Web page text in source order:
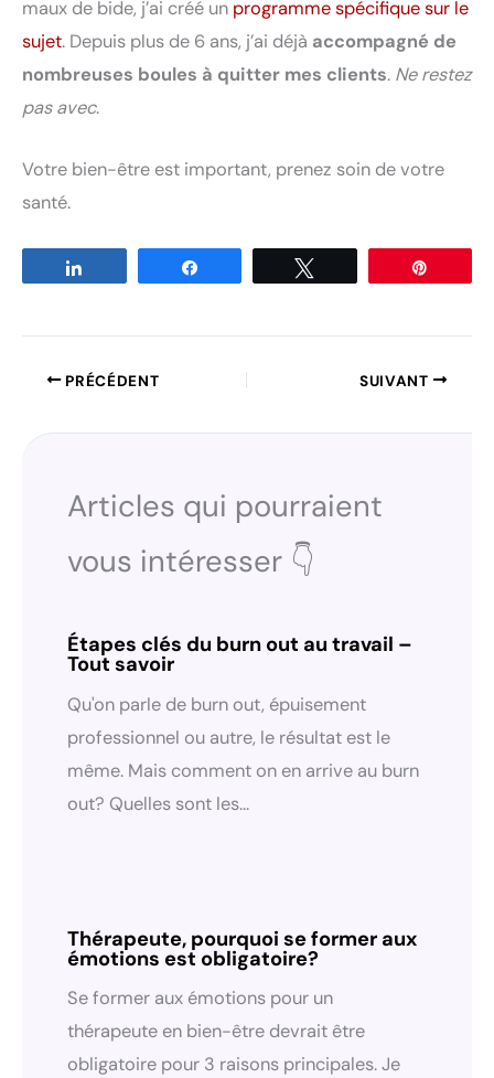
maux de bide, j’ai créé un programme spécifique sur le
sujet. Depuis plus de 6 ans, j’ai déjà accompagné de
nombreuses boules à quitter mes clients. Ne restez
pas avec.
Votre bien-être est important, prenez soin de votre
santé.
PRÉCÉDENT SUIVANT
Articles qui pourraient
vous intéresser 👇
Étapes clés du burn out au travail –
Tout savoir
Qu'on parle de burn out, épuisement
professionnel ou autre, le résultat est le
même. Mais comment on en arrive au burn
out? Quelles sont les…
Thérapeute, pourquoi se former aux
émotions est obligatoire?
Se former aux émotions pour un
thérapeute en bien-être devrait être
obligatoire pour 3 raisons principales. Je